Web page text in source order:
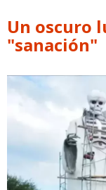
Un oscuro
"sanación"